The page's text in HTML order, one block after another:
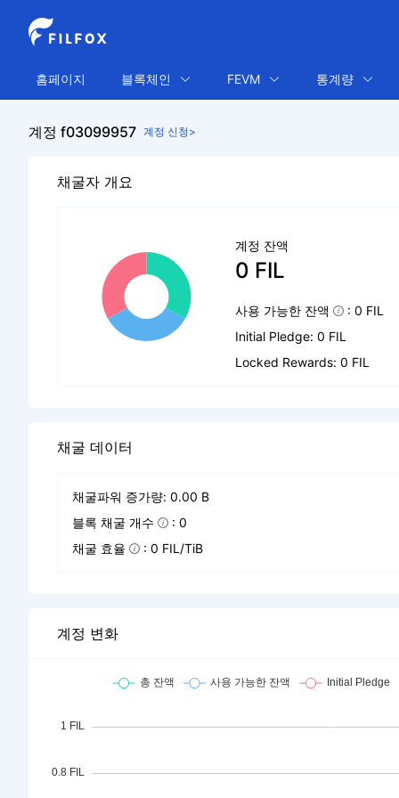
홈페이지 블록체인 FEVM 통계량
계정 f03099957 계정 신청>
채굴자 개요
계정 잔액
0 FIL
사용 가능한 잔액
: 0 FIL
Initial Pledge: 0 FIL
Locked Rewards: 0 FIL
채굴 데이터
채굴파워 증가량: 0.00 B
블록 채굴 개수
: 0
채굴 효율
: 0 FIL/TiB
계정 변화